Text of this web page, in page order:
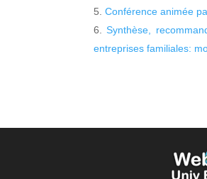
Conférence animée
Synthèse,
entreprises familiales: